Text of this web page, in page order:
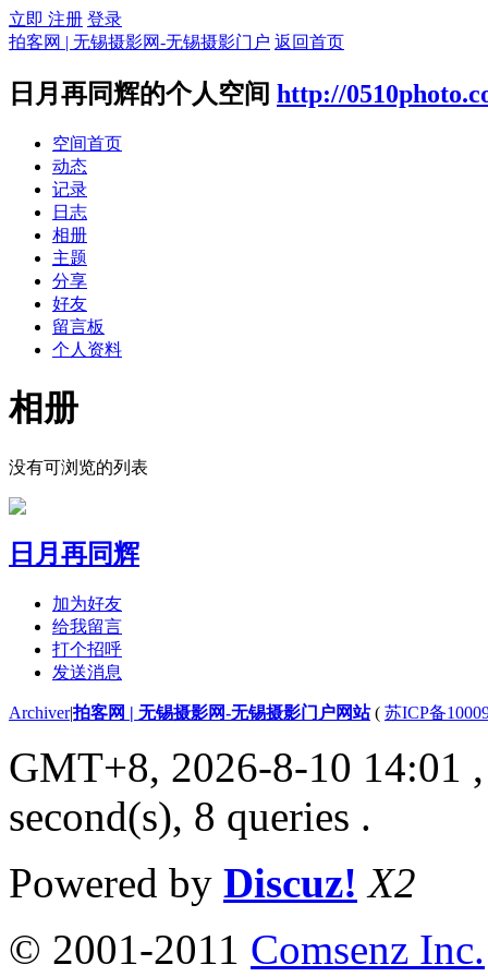
立即 注册 登录
拍客网 | 无锡摄影网-无锡摄影门户 返回首页
日月再同辉的个人空间 http://
空间首页
动态
记录
日志
相册
主题
分享
好友
留言板
个人资料
相册
没有可浏览的列表
日月再同辉
加为好友
给我留言
打个招呼
发送消息
Archiver|拍客网 | 无锡摄影网-无锡摄影门户网站( 苏ICP备
GMT+8, 2026-8-10 14:01
second(s), 8 queries .
Powered by Discuz! X2
© 2001-2011 Comsenz Inc.